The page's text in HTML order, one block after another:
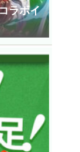
ラボイ